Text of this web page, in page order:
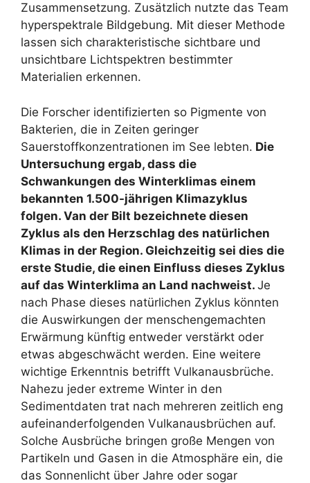
Zusammensetzung. Zusätzlich nutzte das Team
hyperspektrale Bildgebung. Mit dieser Methode
lassen sich charakteristische sichtbare und
unsichtbare Lichtspektren bestimmter
Materialien erkennen.
Die Forscher identifizierten so Pigmente von
Bakterien, die in Zeiten geringer
Sauerstoffkonzentrationen im See lebten. Die
Untersuchung ergab, dass die
Schwankungen des Winterklimas einem
bekannten 1.500-jährigen Klimazyklus
folgen. Van der Bilt bezeichnete diesen
Zyklus als den Herzschlag des natürlichen
Klimas in der Region. Gleichzeitig sei dies die
erste Studie, die einen Einfluss dieses Zyklus
auf das Winterklima an Land nachweist. Je
nach Phase dieses natürlichen Zyklus könnten
die Auswirkungen der menschengemachten
Erwärmung künftig entweder verstärkt oder
etwas abgeschwächt werden. Eine weitere
wichtige Erkenntnis betrifft Vulkanausbrüche.
Nahezu jeder extreme Winter in den
Sedimentdaten trat nach mehreren zeitlich eng
aufeinanderfolgenden Vulkanausbrüchen auf.
Solche Ausbrüche bringen große Mengen von
Partikeln und Gasen in die Atmosphäre ein, die
das Sonnenlicht über Jahre oder sogar